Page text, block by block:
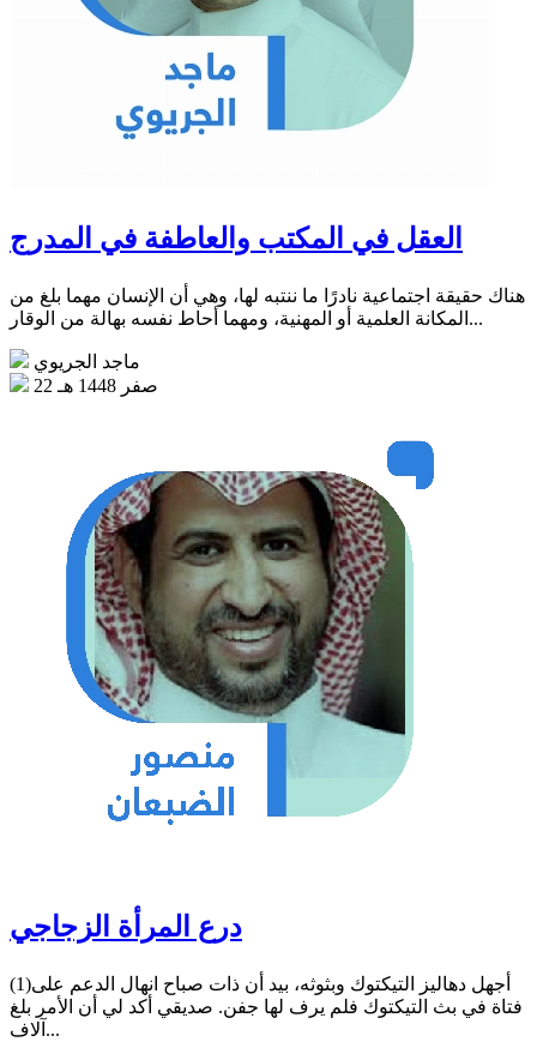
العقل في المكتب والعاطفة في المدرج
هناك حقيقة اجتماعية نادرًا ما ننتبه لها، وهي أن الإنسان مهما بلغ من
المكانة العلمية أو المهنية، ومهما أحاط نفسه بهالة من الوقار...
ماجد الجريوي
22 صفر 1448 هـ
درع المرأة الزجاجي
(1)أجهل دهاليز التيكتوك وبثوثه، بيد أن ذات صباح انهال الدعم على
فتاة في بث التيكتوك فلم يرف لها جفن. صديقي أكد لي أن الأمر بلغ
آلاف...